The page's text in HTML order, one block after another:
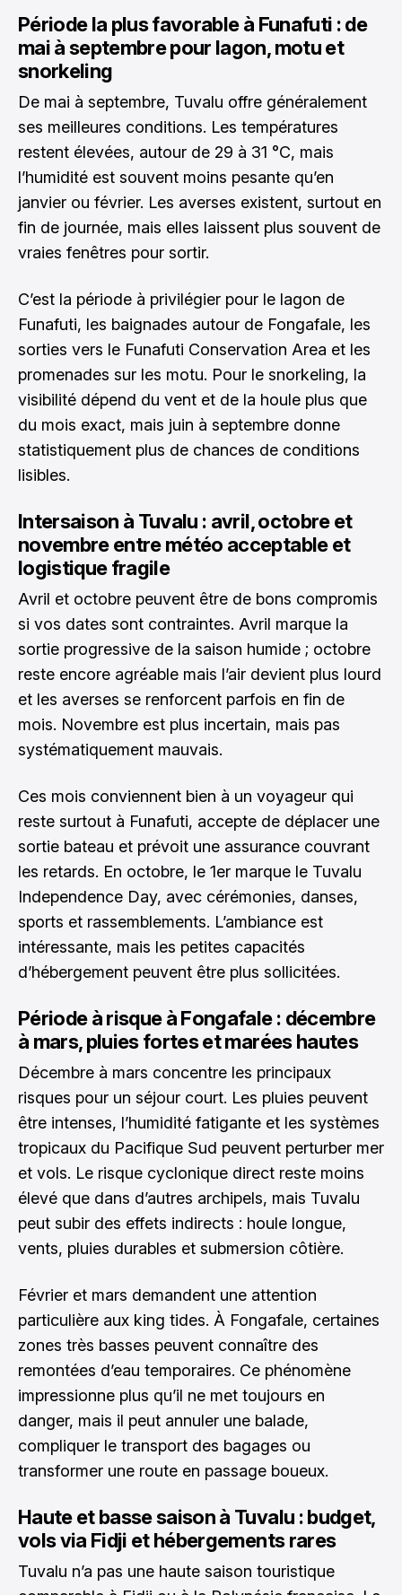
Période la plus favorable à Funafuti : de
mai à septembre pour lagon, motu et
snorkeling
De mai à septembre, Tuvalu offre généralement
ses meilleures conditions. Les températures
restent élevées, autour de 29 à 31 °C, mais
l’humidité est souvent moins pesante qu’en
janvier ou février. Les averses existent, surtout en
fin de journée, mais elles laissent plus souvent de
vraies fenêtres pour sortir.
C’est la période à privilégier pour le lagon de
Funafuti, les baignades autour de Fongafale, les
sorties vers le Funafuti Conservation Area et les
promenades sur les motu. Pour le snorkeling, la
visibilité dépend du vent et de la houle plus que
du mois exact, mais juin à septembre donne
statistiquement plus de chances de conditions
lisibles.
Intersaison à Tuvalu : avril, octobre et
novembre entre météo acceptable et
logistique fragile
Avril et octobre peuvent être de bons compromis
si vos dates sont contraintes. Avril marque la
sortie progressive de la saison humide ; octobre
reste encore agréable mais l’air devient plus lourd
et les averses se renforcent parfois en fin de
mois. Novembre est plus incertain, mais pas
systématiquement mauvais.
Ces mois conviennent bien à un voyageur qui
reste surtout à Funafuti, accepte de déplacer une
sortie bateau et prévoit une assurance couvrant
les retards. En octobre, le 1er marque le Tuvalu
Independence Day, avec cérémonies, danses,
sports et rassemblements. L’ambiance est
intéressante, mais les petites capacités
d’hébergement peuvent être plus sollicitées.
Période à risque à Fongafale : décembre
à mars, pluies fortes et marées hautes
Décembre à mars concentre les principaux
risques pour un séjour court. Les pluies peuvent
être intenses, l’humidité fatigante et les systèmes
tropicaux du Pacifique Sud peuvent perturber mer
et vols. Le risque cyclonique direct reste moins
élevé que dans d’autres archipels, mais Tuvalu
peut subir des effets indirects : houle longue,
vents, pluies durables et submersion côtière.
Février et mars demandent une attention
particulière aux king tides. À Fongafale, certaines
zones très basses peuvent connaître des
remontées d’eau temporaires. Ce phénomène
impressionne plus qu’il ne met toujours en
danger, mais il peut annuler une balade,
compliquer le transport des bagages ou
transformer une route en passage boueux.
Haute et basse saison à Tuvalu : budget,
vols via Fidji et hébergements rares
Tuvalu n’a pas une haute saison touristique